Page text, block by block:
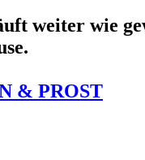
weiter wie
& PROST